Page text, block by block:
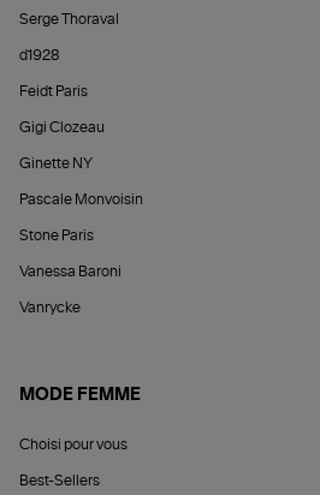
Serge Thoraval
d1928
Feidt Paris
Gigi Clozeau
Ginette NY
Pascale Monvoisin
Stone Paris
Vanessa Baroni
Vanrycke
MODE FEMME
Choisi pour vous
Best-Sellers